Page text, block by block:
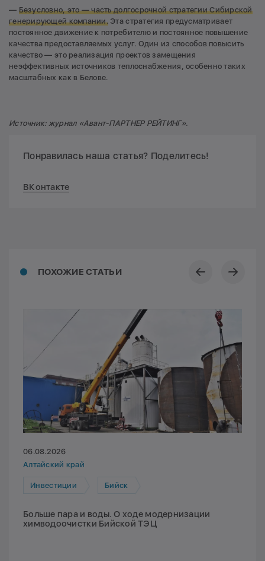
— Безусловно, это — часть долгосрочной стратегии Сибирской
генерирующей компании.Эта стратегия предусматривает
постоянное движение к потребителю и постоянное повышение
качества предоставляемых услуг. Один из способов повысить
качество — это реализация проектов замещения
неэффективных источников теплоснабжения, особенно таких
масштабных как в Белове.
Источник: журнал «Авант-ПАРТНЕР РЕЙТИНГ».
Понравилась наша статья? Поделитесь!
ВКонтакте
ПОХОЖИЕ СТАТЬИ
06.08.2026
Алтайский край
Инвестиции Бийск
Больше пара и воды. О ходе модернизации
химводоочистки Бийской ТЭЦ